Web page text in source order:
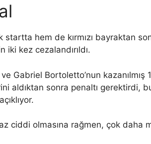
startta hem de kırmızı bayraktan
iki kez cezalandırıldı.
Gabriel Bortoletto’nun kazanılmış
aldıktan sonra penaltı gerektirdi,
ciddi olmasına rağmen, çok daha